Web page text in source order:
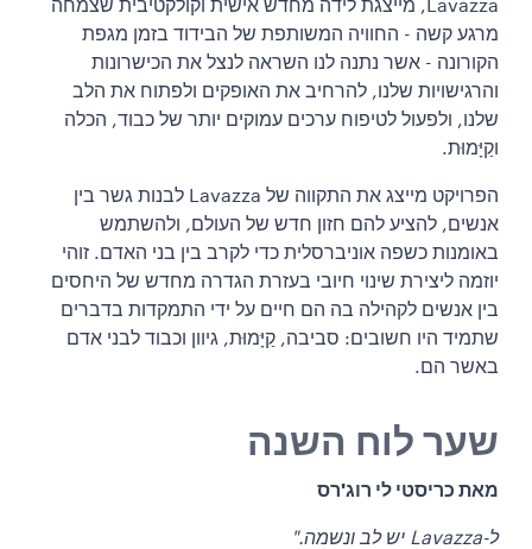
Lavazza, מייצגת לידה מחדש אישית וקולקטיבית שצמחה
מרגע קשה - החוויה המשותפת של הבידוד בזמן מגפת
הקורונה - אשר נתנה לנו השראה לנצל את הכישרונות
והרגישויות שלנו, להרחיב את האופקים ולפתוח את הלב
שלנו, ולפעול לטיפוח ערכים עמוקים יותר של כבוד, הכלה
וקַיָּמוּת.
הפרויקט מייצג את התקווה של Lavazza לבנות גשר בין
אנשים, להציע להם חזון חדש של העולם, ולהשתמש
באומנות כשפה אוניברסלית כדי לקרב בין בני האדם. זוהי
יוזמה ליצירת שינוי חיובי בעזרת הגדרה מחדש של היחסים
בין אנשים לקהילה בה הם חיים על ידי התמקדות בדברים
שתמיד היו חשובים: סביבה, קַיָּמוּת, גיוון וכבוד לבני אדם
באשר הם.
שער לוח השנה
מאת כריסטי לי רוג'רס
ל-Lavazza יש לב ונשמה."